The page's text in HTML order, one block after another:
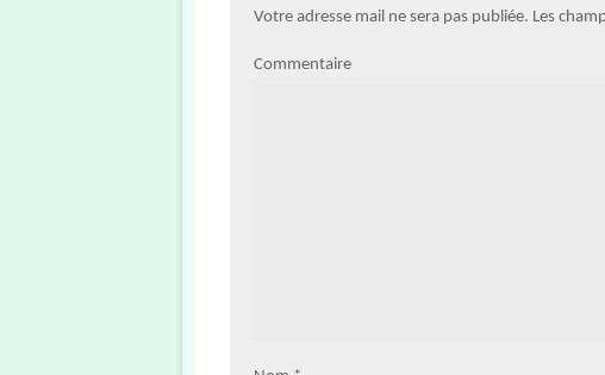
Votre adresse mail ne sera pas publiée. Les
Commentaire